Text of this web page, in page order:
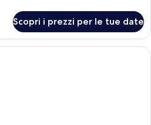
Scopri i prezzi per le tue date